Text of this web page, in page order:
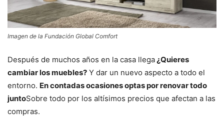
Imagen de la Fundación Global Comfort
Después de muchos años en la casa llega¿Quieres
cambiar los muebles? Y dar un nuevo aspecto a todo el
entorno. En contadas ocasiones optas por renovar todo
juntoSobre todo por los altísimos precios que afectan a las
compras.